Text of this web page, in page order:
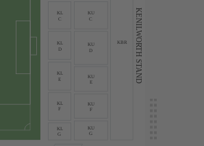
KENILWORTH STAND
KL
C
KU
C
KL
D
KU
D
KL
E
KL
F
KL
G
KU
E
KU
F
KU
G
KBR